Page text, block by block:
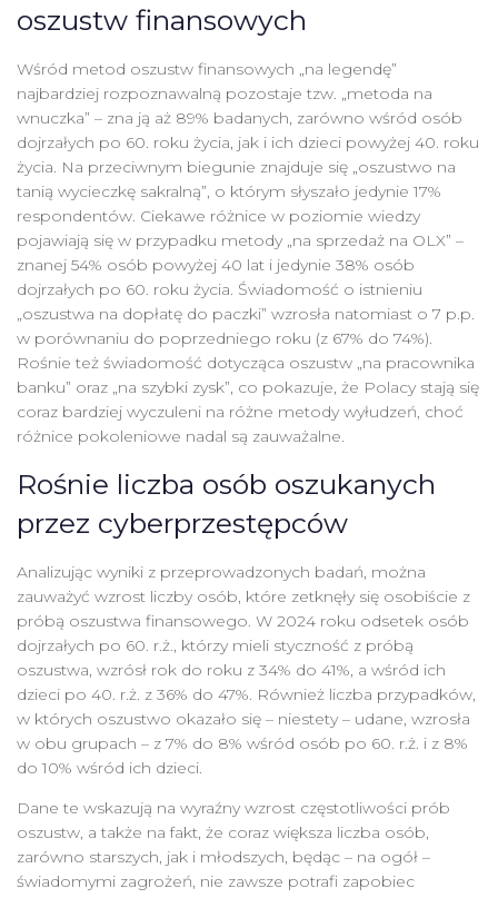
oszustw finansowych
Wśród metod oszustw finansowych „na legendę”
najbardziej rozpoznawalną pozostaje tzw. „metoda na
wnuczka” – zna ją aż 89% badanych, zarówno wśród osób
dojrzałych po 60. roku życia, jak i ich dzieci powyżej 40. roku
życia. Na przeciwnym biegunie znajduje się „oszustwo na
tanią wycieczkę sakralną”, o którym słyszało jedynie 17%
respondentów. Ciekawe różnice w poziomie wiedzy
pojawiają się w przypadku metody „na sprzedaż na OLX” –
znanej 54% osób powyżej 40 lat i jedynie 38% osób
dojrzałych po 60. roku życia. Świadomość o istnieniu
„oszustwa na dopłatę do paczki” wzrosła natomiast o 7 p.p.
w porównaniu do poprzedniego roku (z 67% do 74%).
Rośnie też świadomość dotycząca oszustw „na pracownika
banku” oraz „na szybki zysk”, co pokazuje, że Polacy stają się
coraz bardziej wyczuleni na różne metody wyłudzeń, choć
różnice pokoleniowe nadal są zauważalne.
Rośnie liczba osób oszukanych
przez cyberprzestępców
Analizując wyniki z przeprowadzonych badań, można
zauważyć wzrost liczby osób, które zetknęły się osobiście z
próbą oszustwa finansowego. W 2024 roku odsetek osób
dojrzałych po 60. r.ż., którzy mieli styczność z próbą
oszustwa, wzrósł rok do roku z 34% do 41%, a wśród ich
dzieci po 40. r.ż. z 36% do 47%. Również liczba przypadków,
w których oszustwo okazało się – niestety – udane, wzrosła
w obu grupach – z 7% do 8% wśród osób po 60. r.ż. i z 8%
do 10% wśród ich dzieci.
Dane te wskazują na wyraźny wzrost częstotliwości prób
oszustw, a także na fakt, że coraz większa liczba osób,
zarówno starszych, jak i młodszych, będąc – na ogół –
świadomymi zagrożeń, nie zawsze potrafi zapobiec